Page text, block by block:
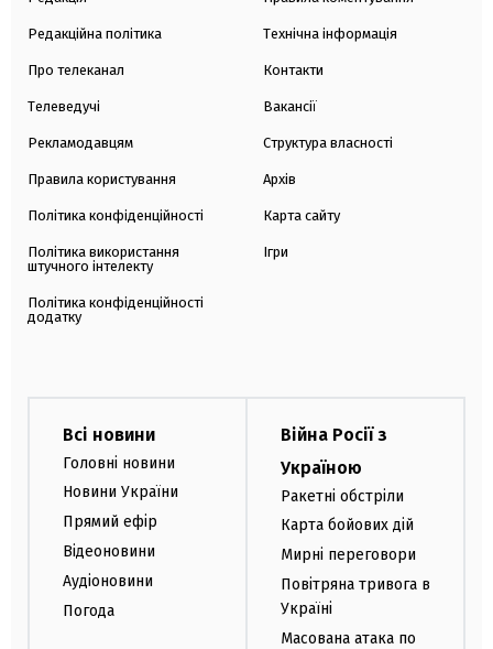
Редакційна політика
Про телеканал
Телеведучі
Рекламодавцям
Правила користування
Політика конфіденційності
Політика використання
штучного інтелекту
Політика конфіденційності
додатку
Технічна інформація
Контакти
Вакансії
Структура власності
Архів
Карта сайту
Ігри
Всі новини
Головні новини
Новини України
Прямий ефір
Відеоновини
Аудіоновини
Погода
Війна Росії з
Україною
Ракетні обстріли
Карта бойових дій
Мирні переговори
Повітряна тривога в
Україні
Масована атака по